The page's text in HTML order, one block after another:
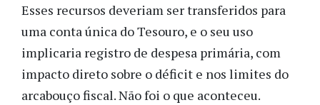
Esses recursos deveriam ser transferidos para
uma conta única do Tesouro, e o seu uso
implicaria registro de despesa primária, com
impacto direto sobre o déficit e nos limites do
arcabouço fiscal. Não foi o que aconteceu.